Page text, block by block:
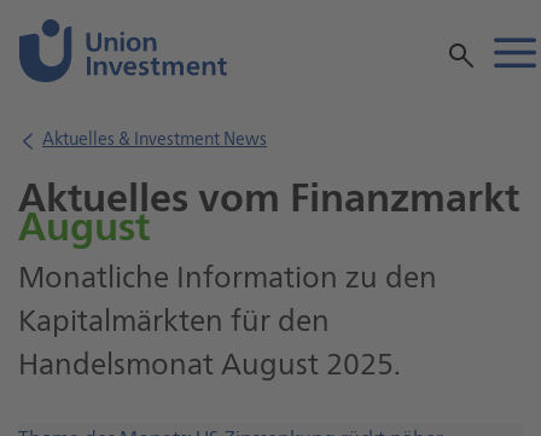
Inhalt
Aktuelles & Investment News
Aktuelles vom Finanzmarkt
August
Monatliche Information zu den
Kapitalmärkten für den
Handelsmonat August 2025.